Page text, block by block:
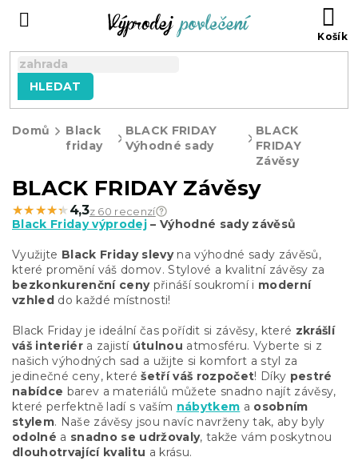
HLEDAT
Domů
Black
friday
BLACK FRIDAY
Výhodné sady
BLACK
FRIDAY
Závěsy
BLACK FRIDAY Závěsy
★★★★★
★★★★★ 4,3z 60 recenzí
Black Friday výprodej – Výhodné sady závěsů
Využijte Black Friday slevyna výhodné sady závěsů,
které promění váš domov. Stylové a kvalitní závěsy za
bezkonkurenční cenypřináší soukromí i moderní
vzhled do každé místnosti!
Black Friday je ideální čas pořídit si závěsy, které zkrášlí
váš interiér a zajistí útulnou atmosféru. Vyberte si z
našich výhodných sad a užijte si komfort a styl za
jedinečné ceny, kteréšetří váš rozpočet! Díky pestré
nabídce barev a materiálů můžete snadno najít závěsy,
které perfektně ladí s vaším nábytkem a osobním
stylem. Naše závěsy jsou navíc navrženy tak, aby byly
odolné a snadno se udržovaly, takže vám poskytnou
dlouhotrvající kvalitu a krásu.